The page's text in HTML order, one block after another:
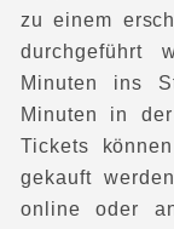
zu einem
durchgeführt
Minuten ins
Minuten in
Tickets
gekauft
online oder